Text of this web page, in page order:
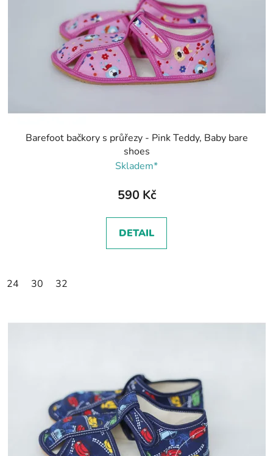
Barefoot bačkory s průřezy - Pink Teddy, Baby bare
shoes
Skladem*
590 Kč
DETAIL
24 30 32